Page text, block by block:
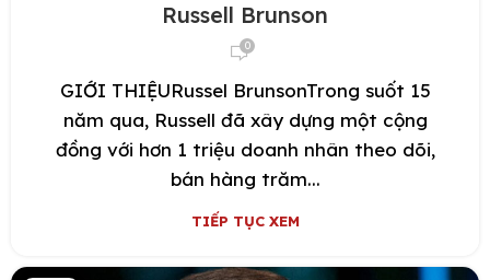
Russell Brunson
0
GIỚI THIỆURussel BrunsonTrong suốt 15
năm qua, Russell đã xây dựng một cộng
đồng với hơn 1 triệu doanh nhân theo dõi,
bán hàng trăm...
TIẾP TỤC XEM